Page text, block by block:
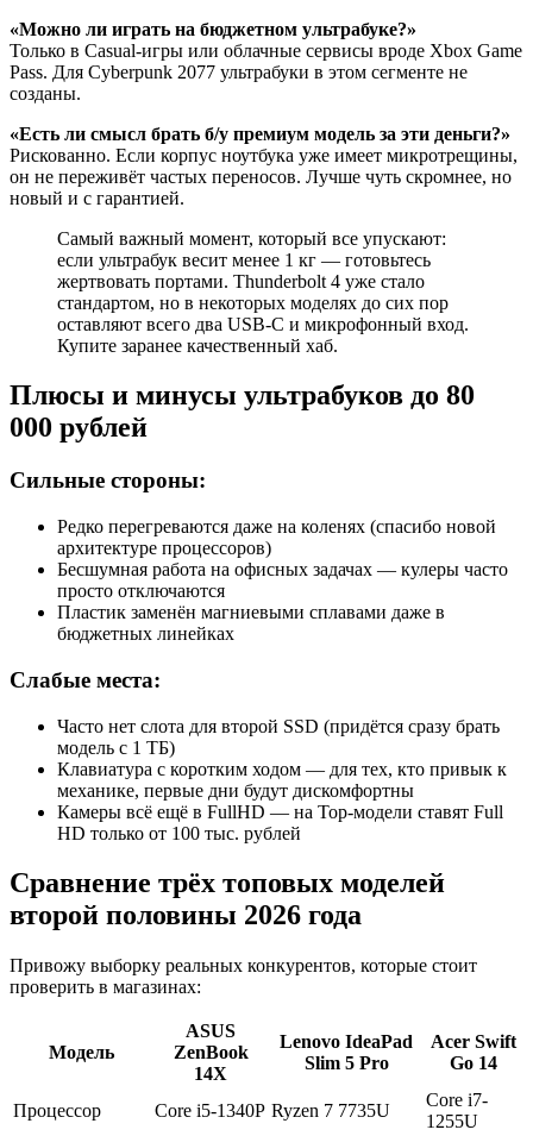
«Можно ли играть на бюджетном ультрабуке?»
Только в Casual-игры или облачные сервисы вроде Xbox Game
Pass. Для Cyberpunk 2077 ультрабуки в этом сегменте не
созданы.
«Есть ли смысл брать б/у премиум модель за эти деньги?»
Рискованно. Если корпус ноутбука уже имеет микротрещины,
он не переживёт частых переносов. Лучше чуть скромнее, но
новый и с гарантией.
Самый важный момент, который все упускают:
если ультрабук весит менее 1 кг — готовьтесь
жертвовать портами. Thunderbolt 4 уже стало
стандартом, но в некоторых моделях до сих пор
оставляют всего два USB-C и микрофонный вход.
Купите заранее качественный хаб.
Плюсы и минусы ультрабуков до 80
000 рублей
Сильные стороны:
Редко перегреваются даже на коленях (спасибо новой
архитектуре процессоров)
Бесшумная работа на офисных задачах — кулеры часто
просто отключаются
Пластик заменён магниевыми сплавами даже в
бюджетных линейках
Слабые места:
Часто нет слота для второй SSD (придётся сразу брать
модель с 1 ТБ)
Клавиатура с коротким ходом — для тех, кто привык к
механике, первые дни будут дискомфортны
Камеры всё ещё в FullHD — на Top-модели ставят Full
HD только от 100 тыс. рублей
Сравнение трёх топовых моделей
второй половины 2026 года
Привожу выборку реальных конкурентов, которые стоит
проверить в магазинах:
Модель
ASUS
ZenBook
14X
Lenovo IdeaPad
Slim 5 Pro
Acer Swift
Go 14
Процессор Core i5-1340P Ryzen 7 7735U
Core i7-
1255U